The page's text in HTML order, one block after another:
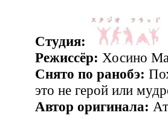
Студия:
Режиссёр: Хосино
Снято по ранобэ:
это не герой или
Автор оригинала: